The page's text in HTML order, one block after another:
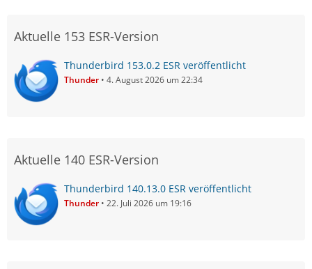
Aktuelle 153 ESR-Version
Thunderbird 153.0.2 ESR veröffentlicht
Thunder 4. August 2026 um 22:34
Aktuelle 140 ESR-Version
Thunderbird 140.13.0 ESR veröffentlicht
Thunder 22. Juli 2026 um 19:16